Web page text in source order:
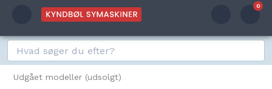
0
Udgået modeller (udsolgt)